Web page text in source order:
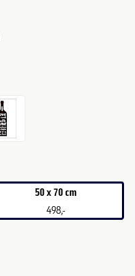
50 x 70 cm
498,-